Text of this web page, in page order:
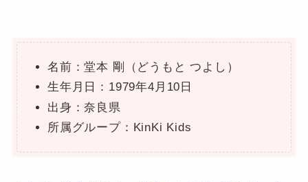
名前：堂本 剛（どうもと つよし）
生年月日：1979年4月10日
出身：奈良県
所属グループ：KinKi Kids